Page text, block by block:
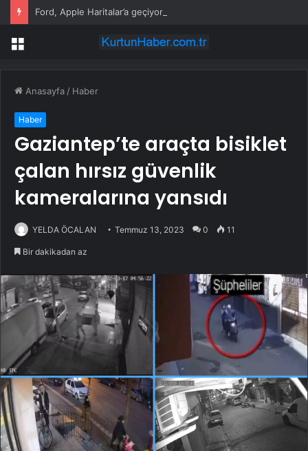
Ford, Apple Haritalar’a geçiyor
Menü
Anasayfa / Haber
Haber
Gaziantep’te araçta bisiklet
çalan hırsız güvenlik
kameralarına yansıdı
YELDA ÖCALAN Temmuz 13, 2023 0 11
Bir dakikadan az